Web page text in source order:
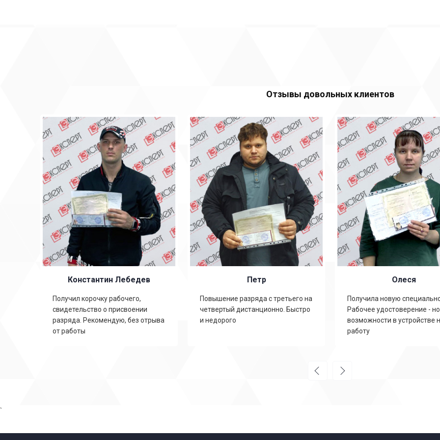
Отзывы довольных клиентов
Константин Лебедев
Получил корочку рабочего,
свидетельство о присвоении
разряда. Рекомендую, без отрыва
от работы
Петр
Повышение разряда с третьего на
четвертый дистанционно. Быстро
и недорого
Олеся
Получила новую
Рабочее удостоверение -
возможности в устройстве
работу
`